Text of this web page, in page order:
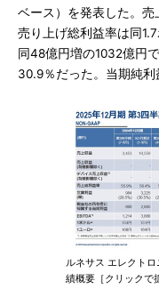
ベース）を発表した。
売り上げ総利益率は同
同48億円増の1032億円
30.9％だった。当期純利
ルネサス エレクト
績概要［クリックで